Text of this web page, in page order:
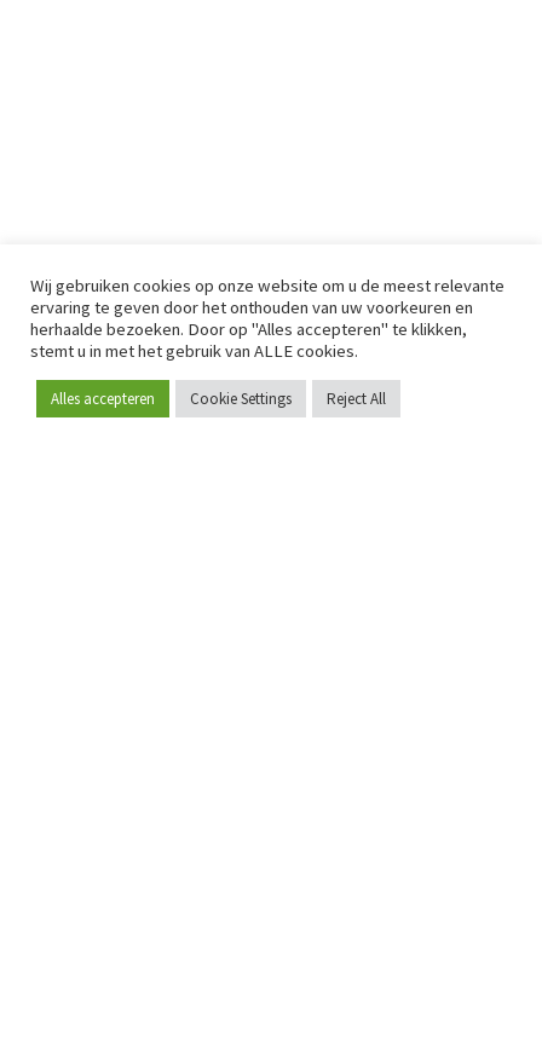
Word lid
Wij gebruiken cookies op onze website om u de meest relevante
ervaring te geven door het onthouden van uw voorkeuren en
herhaalde bezoeken. Door op "Alles accepteren" te klikken,
stemt u in met het gebruik van ALLE cookies.
Alles accepteren Cookie Settings Reject All